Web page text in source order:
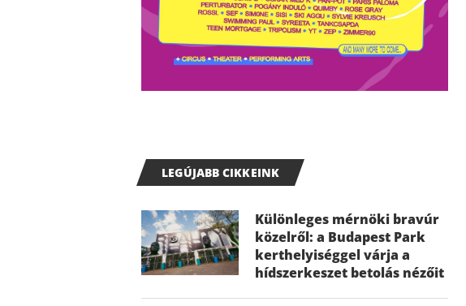
LEGÚJABB CIKKEINK
Különleges mérnöki bravúr
közelről: a Budapest Park
kerthelyiséggel várja a
hídszerkeszet betolás nézőit